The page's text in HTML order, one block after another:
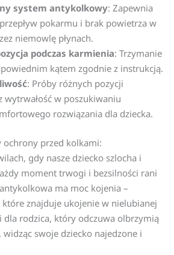
system antykolkowy: Zapewnia
pokarmu i brak powietrza w
niemowlę płynach.
podczas karmienia: Trzymanie
kątem zgodnie z instrukcją.
: Próby różnych pozycji
wytrwałość w poszukiwaniu
rozwiązania dla dziecka.
ochrony przed kolkami:
gdy nasze dziecko szlocha i
moment trwogi i bezsilności rani
ma moc kojenia –
znajduje ukojenie w nielubianej
dla rodzica, który odczuwa olbrzymią
swoje dziecko najedzone i